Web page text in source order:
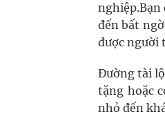
nghiệp.Bạn
đến bất
được người
Đường tài
tặng hoặc
nhỏ đến